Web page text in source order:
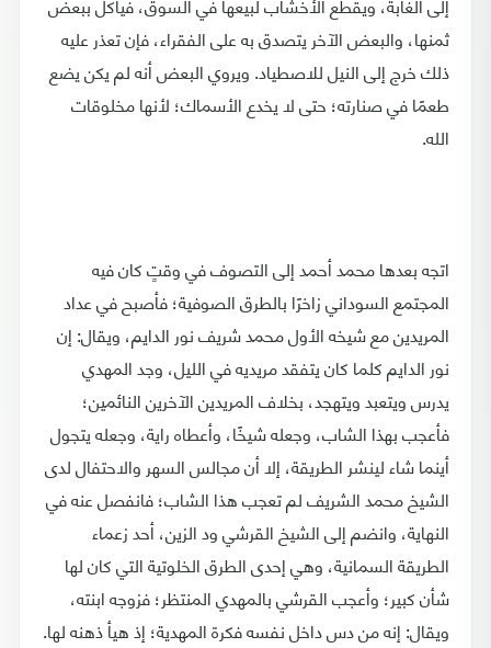
ثمنها، والبعض الآخر يتصدق به على الفقراء، فإن تعذر عليه
ذلك خرج إلى النيل للاصطياد. ويروي البعض أنه لم يكن يضع
طعمًا في صنارته؛ حتى لا يخدع الأسماك؛ لأنها مخلوقات
الله.
اتجه بعدها محمد أحمد إلى التصوف في وقتٍ كان فيه
المجتمع السوداني زاخرًا بالطرق الصوفية؛ فأصبح في عداد
المريدين مع شيخه الأول محمد شريف نور الدايم، ويقال: إن
نور الدايم كلما كان يتفقد مريديه في الليل، وجد المهدي
يدرس ويتعبد ويتهجد، بخلاف المريدين الآخرين النائمين؛
فأعجب بهذا الشاب، وجعله شيخًا، وأعطاه راية، وجعله يتجول
أينما شاء لينشر الطريقة، إلا أن مجالس السهر والاحتفال لدى
الشيخ محمد الشريف لم تعجب هذا الشاب؛ فانفصل عنه في
النهاية، وانضم إلى الشيخ القرشي ود الزين، أحد زعماء
الطريقة السمانية، وهي إحدى الطرق الخلوتية التي كان لها
شأن كبير؛ وأعجب القرشي بالمهدي المنتظر؛ فزوجه ابنته،
ويقال: إنه من دس داخل نفسه فكرة المهدية؛ إذ هيأ ذهنه لها.